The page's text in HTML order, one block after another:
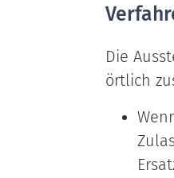
Die
örtlich